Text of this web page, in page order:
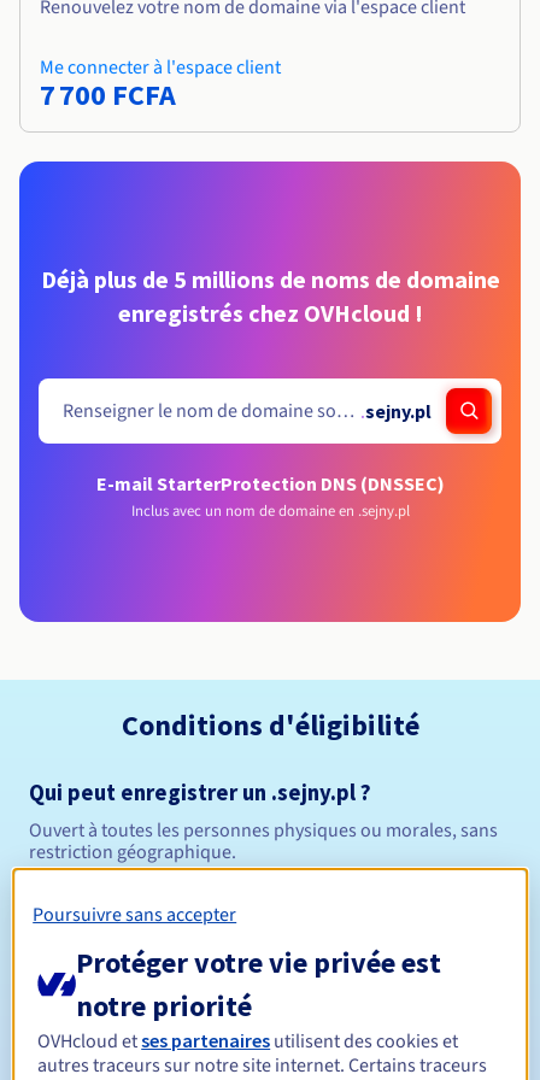
Renouvelez votre nom de domaine via l'espace client
Me connecter à l'espace client
7 700 FCFA
Déjà plus de 5 millions de noms de domaine
enregistrés chez OVHcloud !
.sejny.pl
E-mail StarterProtection DNS (DNSSEC)
Inclus avec un nom de domaine en .sejny.pl
Conditions d'éligibilité
Qui peut enregistrer un .sejny.pl ?
Ouvert à toutes les personnes physiques ou morales, sans
restriction géographique.
Règles de gestion et notifications
Durée de réservation Entre 1 et 10 ans
Durée de renouvellement Entre 1 et 10 ans
Poursuivre sans accepter
Protéger votre vie privée est
notre priorité
OVHcloud etses partenaires utilisent des cookies et
autres traceurs sur notre site internet. Certains traceurs